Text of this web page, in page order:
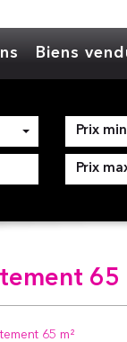
Biens
65
65 m²